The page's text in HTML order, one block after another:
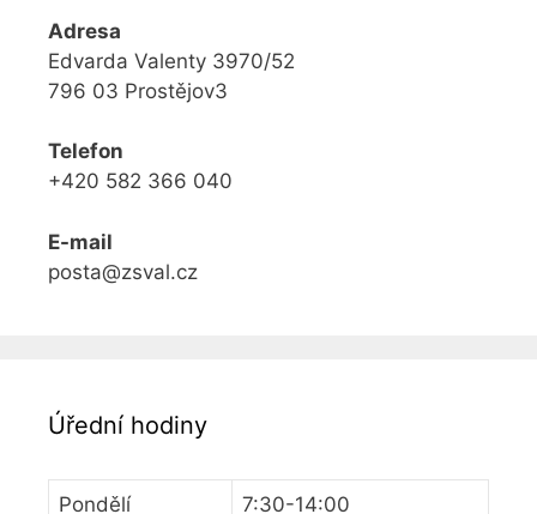
Adresa
Edvarda Valenty 3970/52
796 03 Prostějov3
Telefon
+420 582 366 040
E-mail
posta@zsval.cz
Úřední hodiny
Pondělí 7:30-14:00